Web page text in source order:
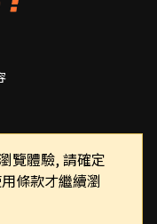
覽體驗, 請確定
條款才繼續瀏